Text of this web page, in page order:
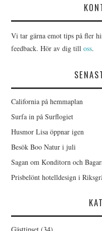
Vi tar gärna emot tips på fler
feedback. Hör av dig tilloss.
California på hemmaplan
Surfa in på Surflogiet
Husmor Lisa öppnar igen
Besök Boo Natur i juli
Sagan om Konditorn och
Prisbelönt hotelldesign i